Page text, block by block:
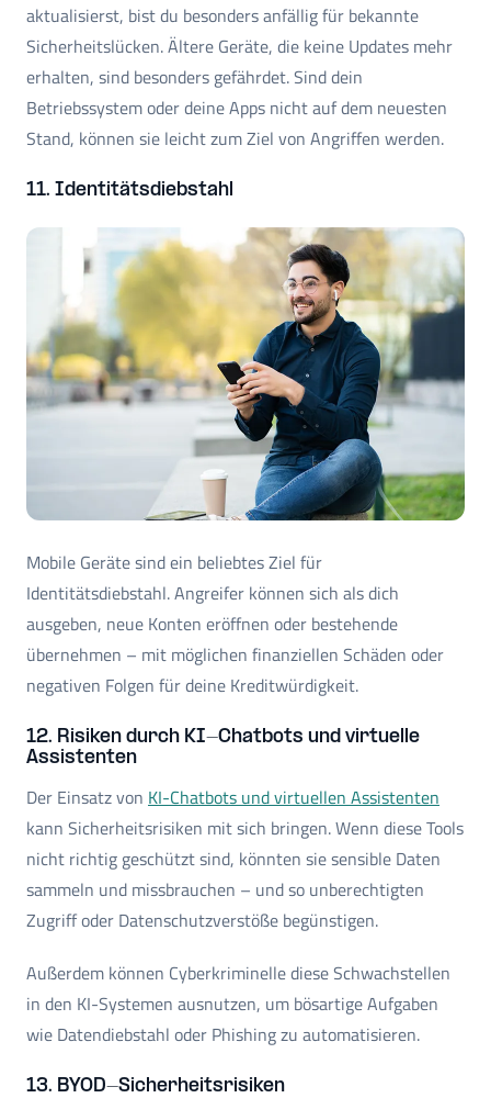
aktualisierst, bist du besonders anfällig für bekannte
Sicherheitslücken. Ältere Geräte, die keine Updates mehr
erhalten, sind besonders gefährdet. Sind dein
Betriebssystem oder deine Apps nicht auf dem neuesten
Stand, können sie leicht zum Ziel von Angriffen werden.
11. Identitätsdiebstahl
Mobile Geräte sind ein beliebtes Ziel für
Identitätsdiebstahl. Angreifer können sich als dich
ausgeben, neue Konten eröffnen oder bestehende
übernehmen – mit möglichen finanziellen Schäden oder
negativen Folgen für deine Kreditwürdigkeit.
12. Risiken durch KI-Chatbots und virtuelle
Assistenten
Der Einsatz von KI-Chatbots und virtuellen Assistenten
kann Sicherheitsrisiken mit sich bringen. Wenn diese Tools
nicht richtig geschützt sind, könnten sie sensible Daten
sammeln und missbrauchen – und so unberechtigten
Zugriff oder Datenschutzverstöße begünstigen.
Außerdem können Cyberkriminelle diese Schwachstellen
in den KI-Systemen ausnutzen, um bösartige Aufgaben
wie Datendiebstahl oder Phishing zu automatisieren.
13. BYOD-Sicherheitsrisiken